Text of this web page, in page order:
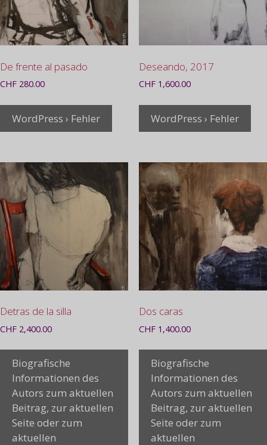
De frente al pasado
CHF 280.00
WordPress › Fehler
Deseando, 2017
CHF1,600.00
WordPress › Fehler
Detras de la silla
CHF 2,400.00
Biografische
Informationen des
Autors zum aktuellen
Beitrag, zur aktuellen
Seite oder zum
aktuellen
Dos caras
CHF1,400.00
Biografische
Informationen des
Autors zum aktuellen
Beitrag, zur aktuellen
Seite oder zum
aktuellen